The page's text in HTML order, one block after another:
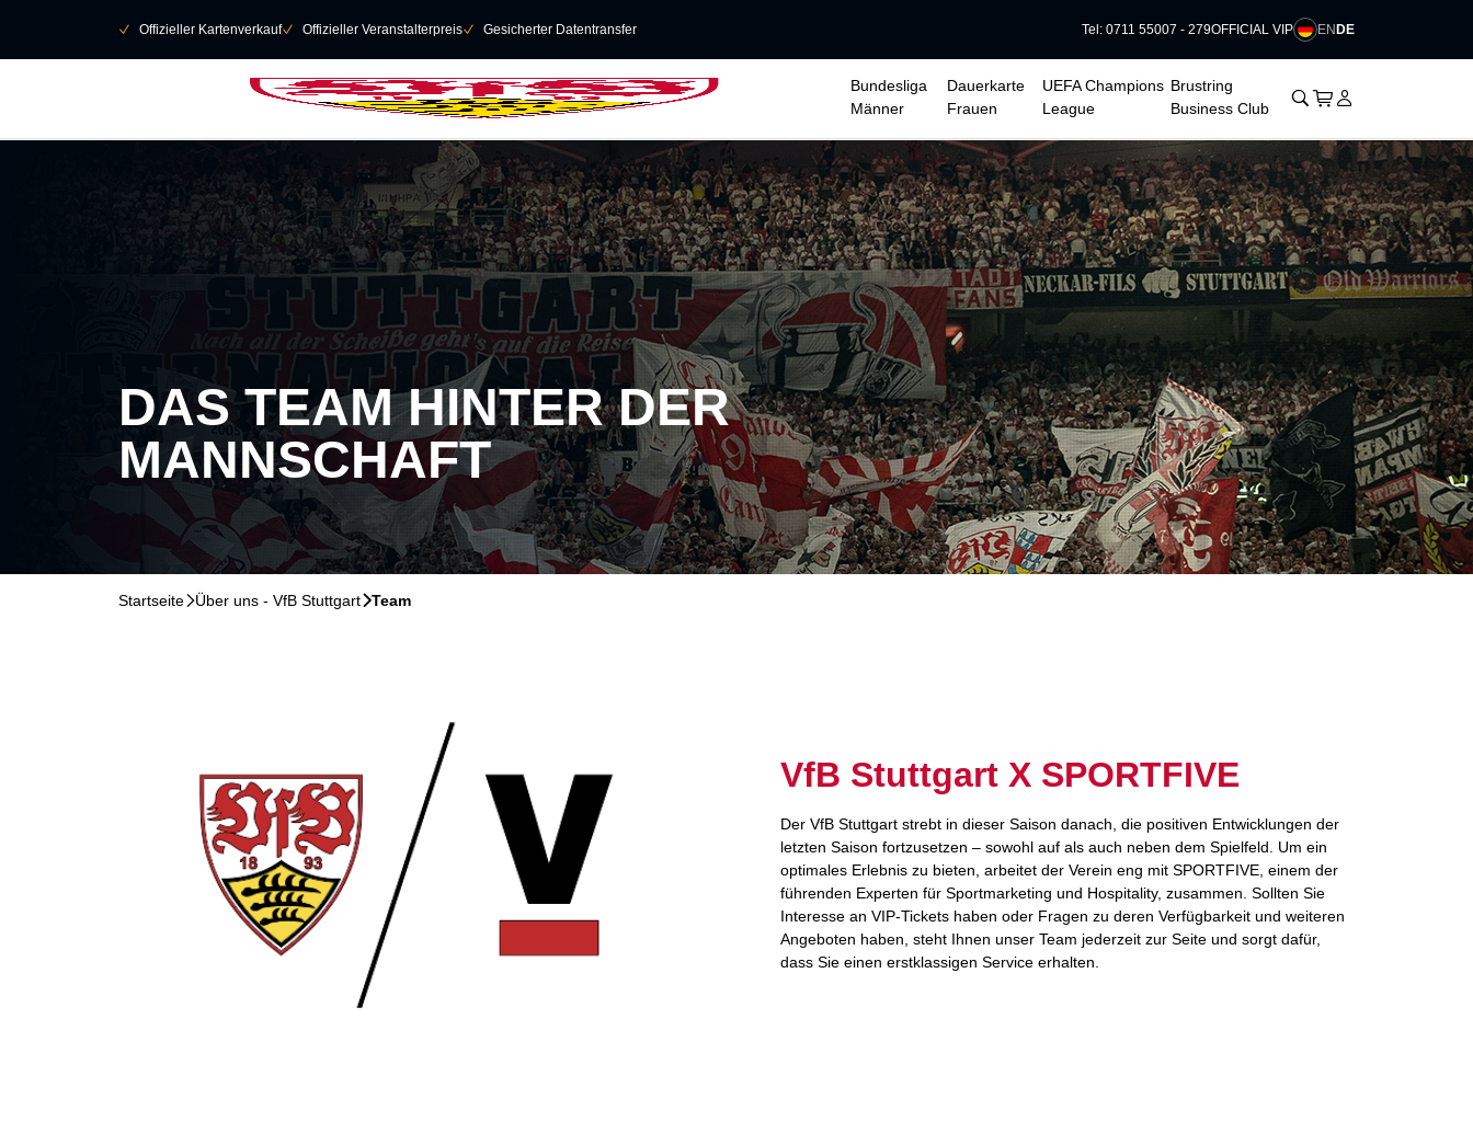
􀆅 Offizieller Kartenverkauf􀆅 Offizieller Veranstalterpreis􀆅 Gesicherter Datentransfer Tel: 0711 55007 - 279OFFICIAL VIP ENDE
Bundesliga
Männer
Dauerkarte
Frauen
UEFA Champions
League
Brustring
Business Club
􀊫 Warenkorb
􀍩 Login
􀉩
DAS TEAM HINTER DER
MANNSCHAFT
Startseite􀆊Über uns - VfB Stuttgart􀆊Team
VfB Stuttgart X SPORTFIVE
Der VfB Stuttgart strebt in dieser Saison danach, die positiven Entwicklungen der
letzten Saison fortzusetzen – sowohl auf als auch neben dem Spielfeld. Um ein
optimales Erlebnis zu bieten, arbeitet der Verein eng mit SPORTFIVE, einem der
führenden Experten für Sportmarketing und Hospitality, zusammen. Sollten Sie
Interesse an VIP-Tickets haben oder Fragen zu deren Verfügbarkeit und weiteren
Angeboten haben, steht Ihnen unser Team jederzeit zur Seite und sorgt dafür,
dass Sie einen erstklassigen Service erhalten.